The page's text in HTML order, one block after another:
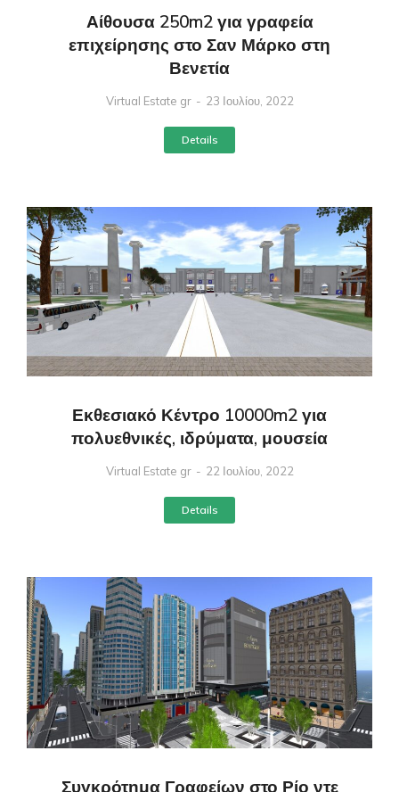
Αίθουσα 250m2 για γραφεία
επιχείρησης στο Σαν Μάρκο στη
Βενετία
Virtual Estate gr 23 Ιουλίου, 2022
Details
Εκθεσιακό Κέντρο 10000m2 για
πολυεθνικές, ιδρύματα, μουσεία
Virtual Estate gr 22 Ιουλίου, 2022
Details
Συγκρότημα Γραφείων στο Ρίο ντε